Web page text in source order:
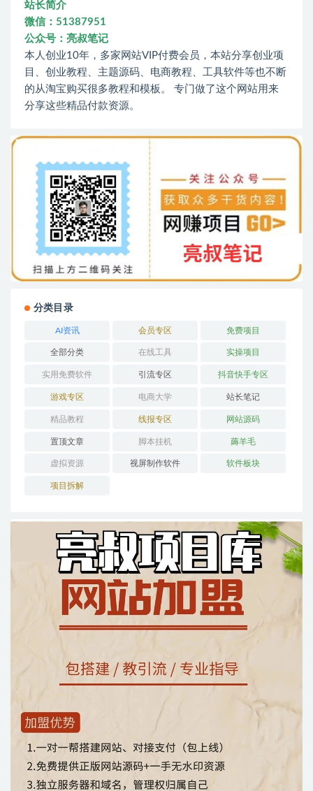
站长简介
微信：51387951
公众号：亮叔笔记
本人创业10年，多家网站VIP付费会员，本站分享创业项
目、创业教程、主题源码、电商教程、工具软件等也不断
的从淘宝购买很多教程和模板。 专门做了这个网站用来
分享这些精品付款资源。
分类目录
AI资讯 会员专区 免费项目
全部分类 在线工具 实操项目
实用免费软件 引流专区 抖音快手专区
游戏专区 电商大学 站长笔记
精品教程 线报专区 网站源码
置顶文章 脚本挂机 薅羊毛
虚拟资源 视屏制作软件 软件板块
项目拆解